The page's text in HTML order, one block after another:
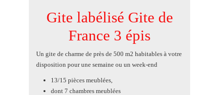
Gite labélisé Gite de
France 3 épis
Un gite de charme de près de 500 m2 habitables à votre
disposition pour une semaine ou un week-end
13/15 pièces meublées,
dont 7 chambres meublées